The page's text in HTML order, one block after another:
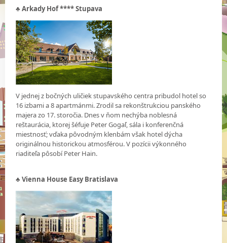
♣Arkady Hof **** Stupava
V jednej z bočných uličiek stupavského centra pribudol hotel so
16 izbami a 8 apartmánmi. Zrodil sa rekonštrukciou panského
majera zo 17. storočia. Dnes v ňom nechýba noblesná
reštaurácia, ktorej šéfuje Peter Gogaľ, sála i konferenčná
miestnosť; vďaka pôvodným klenbám však hotel dýcha
originálnou historickou atmosférou. V pozícii výkonného
riaditeľa pôsobí Peter Hain.
♣ Vienna House Easy Bratislava